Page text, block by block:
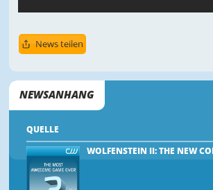
News teilen
NEWSANHANG
QUELLE
WOLFENSTEIN II: THE NEW